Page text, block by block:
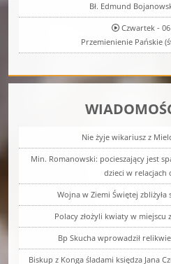
Bł. Edmund
Czwartek -
Przemienienie Pańskie
Nie żyje wikariusz z
Min. Romanowski: pocieszający jest
dzieci w relacjach
Wojna w Ziemi Świętej
Polacy złożyli kwiaty w miejscu
Bp Skucha wprowadził
Biskup z Konga śladami księdza Jana